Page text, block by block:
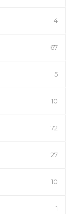
4
67
5
10
72
27
10
1